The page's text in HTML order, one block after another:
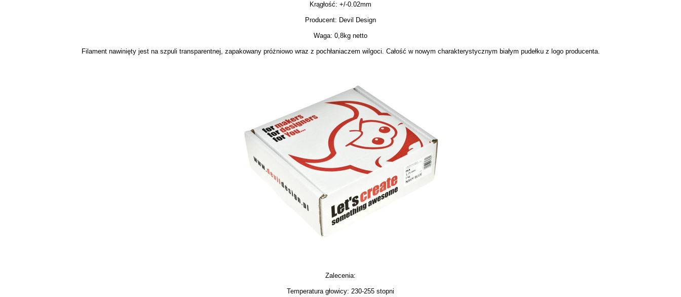
Krągłość: +/-0.02mm
Producent: Devil Design
Waga: 0,8kg netto
Filament nawinięty jest na szpuli transparentnej, zapakowany próżniowo wraz z pochłaniaczem wilgoci. Całość w nowym charakterystycznym białym pudełku z logo producenta.
Zalecenia:
Temperatura głowicy: 230-255 stopni